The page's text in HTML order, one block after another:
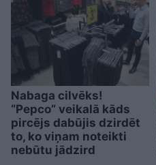
Nabaga cilvēks!
“Pepco” veikalā kāds
pircējs dabūjis dzirdēt
to, ko viņam noteikti
nebūtu jādzird